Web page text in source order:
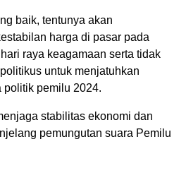
baik, tentunya akan
harga di pasar pada
raya keagamaan serta tidak
untuk menjatuhkan
politik pemilu 2024.
stabilitas ekonomi dan
pemungutan suara Pemilu